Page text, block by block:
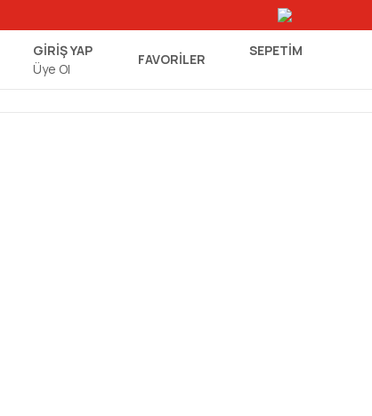
GİRİŞ YAP
Üye Ol
FAVORİLER SEPETIM